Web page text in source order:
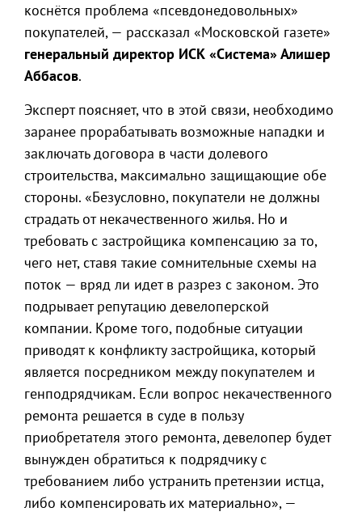
коснётся проблема «псевдонедовольных»
покупателей, — рассказал «Московской газете»
генеральный директор ИСК «Система» Алишер
Аббасов.
Эксперт поясняет, что в этой связи, необходимо
заранее прорабатывать возможные нападки и
заключать договора в части долевого
строительства, максимально защищающие обе
стороны. «Безусловно, покупатели не должны
страдать от некачественного жилья. Но и
требовать с застройщика компенсацию за то,
чего нет, ставя такие сомнительные схемы на
поток — вряд ли идет в разрез с законом. Это
подрывает репутацию девелоперской
компании. Кроме того, подобные ситуации
приводят к конфликту застройщика, который
является посредником между покупателем и
генподрядчикам. Если вопрос некачественного
ремонта решается в суде в пользу
приобретателя этого ремонта, девелопер будет
вынужден обратиться к подрядчику с
требованием либо устранить претензии истца,
либо компенсировать их материально», —